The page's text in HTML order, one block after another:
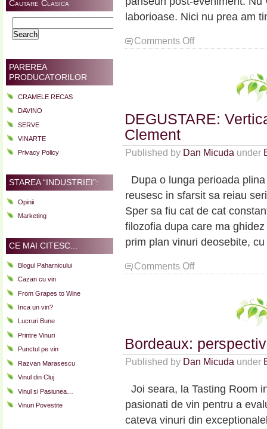
Cautare Clasica
for:
PAREREA
PRODUCATORILOR
CRAMELE RECAS
DAVINO
SERVE
VINARTE
Privacy Policy
STAREA “INDUSTRIEI”:
Opinii
Marketing
CE MAI CITESC...
Blogul Paharnicului
Cazan cu vin
From Grapes to Wine
Inca un vin?
Lucruri Bune
Printre Vinuri
Punctul pe vin
Razvan Marasescu
Vinul din Cluj
Vinul si Pasiunea…
Vinuri Povestite
laborioase. Nici nu prea am
Comments Offon
Chateau
DEGUSTARE:
Clement
Published by Dan Micuda under
Dupa o lunga perioada
reusesc in sfarsit sa reiau
Sper sa fiu cat de cat
filozofia dupa care ma
prim plan vinuri deosebite,
Comments Offon
DEGUSTARE:
Bordeaux:
Published by Dan Micuda under
Joi seara, la Tasting Room
pasionati de vin pentru a
cateva vinuri din